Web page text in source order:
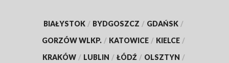
BIAŁYSTOK / BYDGOSZCZ / GDAŃSK /
GORZÓW WLKP. / KATOWICE / KIELCE /
KRAKÓW / LUBLIN / ŁÓDŹ / OLSZTYN /